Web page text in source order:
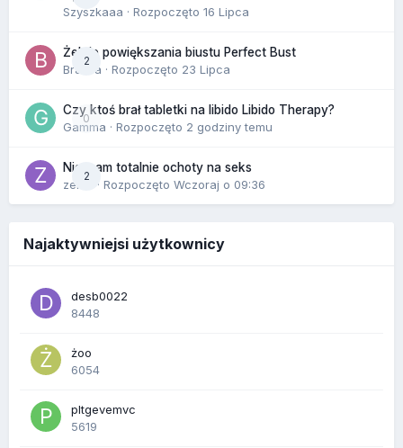
Szyszkaaa · Rozpoczęto 16 Lipca
2
Żel do powiększania biustu Perfect Bust
Bravva · Rozpoczęto 23 Lipca
0
Czy ktoś brał tabletki na libido Libido Therapy?
Gamma · Rozpoczęto 2 godziny temu
2
Nie mam totalnie ochoty na seks
zenla
· Rozpoczęto Wczoraj o 09:36
Najaktywniejsi użytkownicy
desb0022
8448
żoo
6054
pltgevemvc
5619